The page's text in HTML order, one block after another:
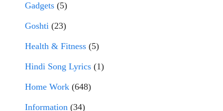
Gadgets (5)
Goshti (23)
Health & Fitness (5)
Hindi Song Lyrics (1)
Home Work (648)
Information (34)